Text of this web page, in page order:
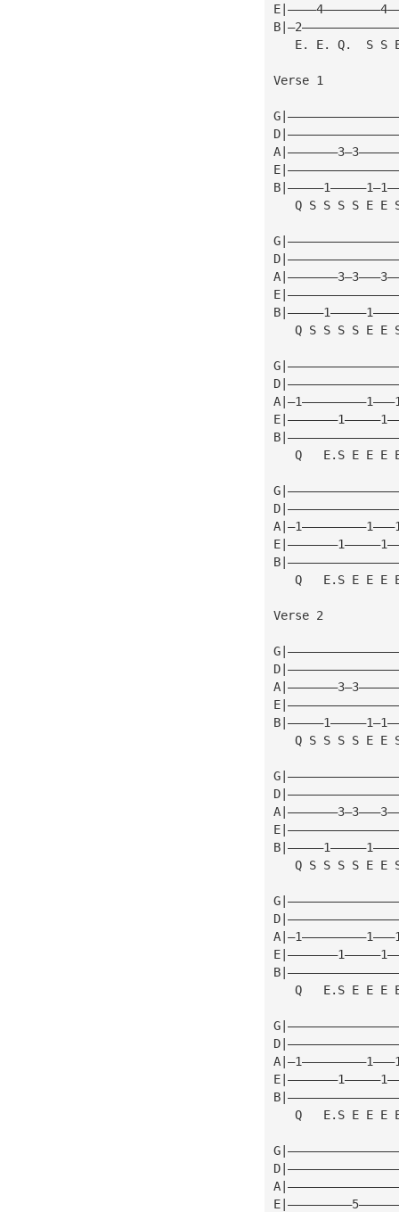
E. E. Q.  S
Verse 1
Q S S S S E E
Q S S S S E E
Q   E.S E E E
Q   E.S E E E
Verse 2
Q S S S S E E
Q S S S S E E
Q   E.S E E E
Q   E.S E E E